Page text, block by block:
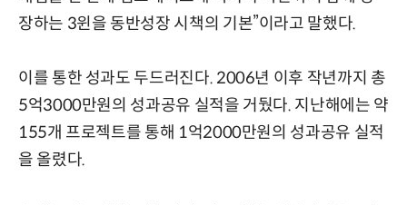
장하는 3윈을 동반성장 시책의 기본”이라고 말했다.
이를 통한 성과도 두드러진다. 2006년 이후 작년까지 총
5억3000만원의 성과공유 실적을 거뒀다. 지난해에는 약
155개 프로젝트를 통해 1억2000만원의 성과공유 실적
을 올렸다.